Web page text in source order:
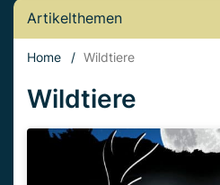
Artikelthemen
Home / Wildtiere
Wildtiere